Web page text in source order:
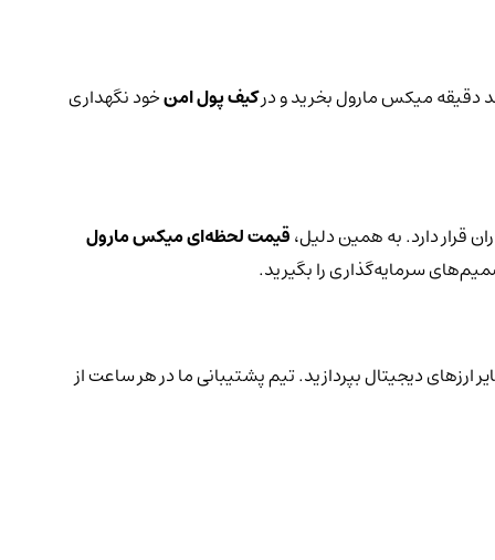
دقیقه میکس مارول بخرید و درکیف پول امنخود نگهداری
قرار دارد. به همین دلیل،قیمت لحظه‌ای میکس مارول
سرمایه‌گذاری را بگیرید.
ارزهای دیجیتال بپردازید. تیم پشتیبانی ما در هر ساعت از